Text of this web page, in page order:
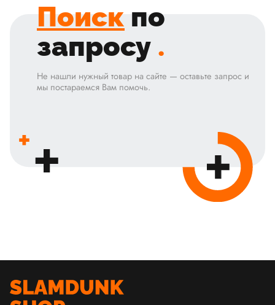
Поиск по
запросу .
Не нашли нужный товар на сайте — оставьте запрос и
мы постараемся Вам помочь.